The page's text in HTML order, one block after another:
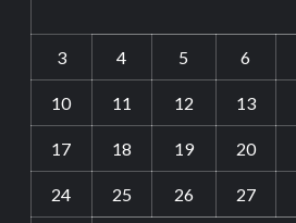
3 4 5 6
10 11 12 13
17 18 19 20
24 25 26 27